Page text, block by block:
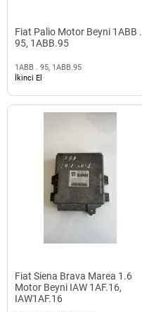
Fiat Palio Motor Beyni 1ABB .
95, 1ABB.95
1ABB . 95, 1ABB.95
İkinci El
Fiat Siena Brava Marea 1.6
Motor Beyni IAW 1AF.16,
IAW1AF.16